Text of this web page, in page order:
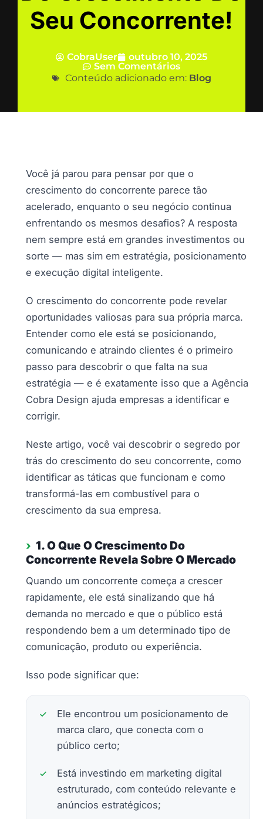
Seu Concorrente!
CobraUser
outubro 10, 2025
Sem Comentários
Conteúdo adicionado em: Blog
Você já parou para pensar por que o
crescimento do concorrente parece tão
acelerado, enquanto o seu negócio continua
enfrentando os mesmos desafios? A resposta
nem sempre está em grandes investimentos ou
sorte — mas sim em estratégia, posicionamento
e execução digital inteligente.
O crescimento do concorrente pode revelar
oportunidades valiosas para sua própria marca.
Entender como ele está se posicionando,
comunicando e atraindo clientes é o primeiro
passo para descobrir o que falta na sua
estratégia — e é exatamente isso que a Agência
Cobra Design ajuda empresas a identificar e
corrigir.
Neste artigo, você vai descobrir o segredo por
trás do crescimento do seu concorrente, como
identificar as táticas que funcionam e como
transformá-las em combustível para o
crescimento da sua empresa.
1. O Que O Crescimento Do
Concorrente Revela Sobre O Mercado
Quando um concorrente começa a crescer
rapidamente, ele está sinalizando que há
demanda no mercado e que o público está
respondendo bem a um determinado tipo de
comunicação, produto ou experiência.
Isso pode significar que:
Ele encontrou um posicionamento de
marca claro, que conecta com o
público certo;
Está investindo em marketing digital
estruturado, com conteúdo relevante e
anúncios estratégicos;